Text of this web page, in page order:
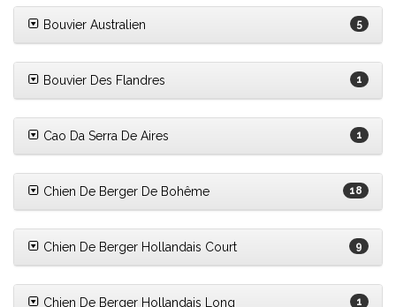
Bouvier Australien 5
Bouvier Des Flandres 1
Cao Da Serra De Aires 1
Chien De Berger De Bohême 18
Chien De Berger Hollandais Court 9
Chien De Berger Hollandais Long 1